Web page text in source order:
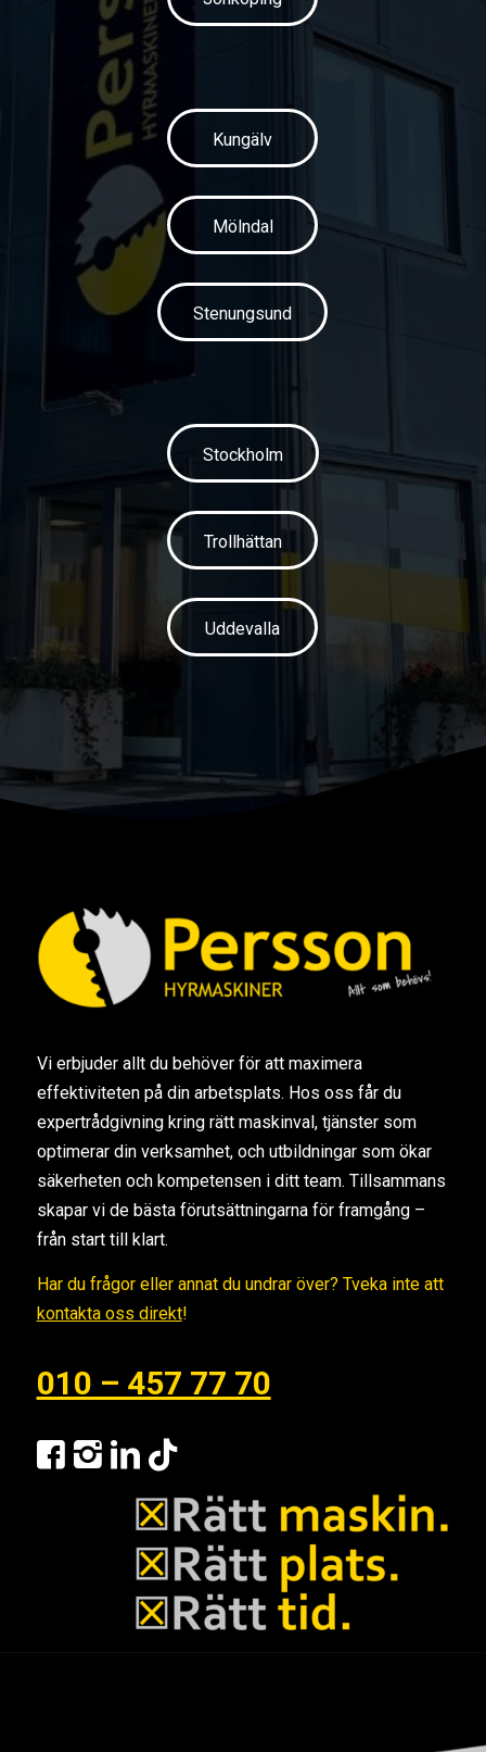
Kungälv
Mölndal
Stenungsund
Stockholm
Trollhättan
Uddevalla
Vi erbjuder allt du behöver för att maximera
effektiviteten på din arbetsplats. Hos oss får du
expertrådgivning kring rätt maskinval, tjänster som
optimerar din verksamhet, och utbildningar som ökar
säkerheten och kompetensen i ditt team. Tillsammans
skapar vi de bästa förutsättningarna för framgång –
från start till klart.
Har du frågor eller annat du undrar över? Tveka inte att
kontakta oss direkt!
010 – 457 77 70